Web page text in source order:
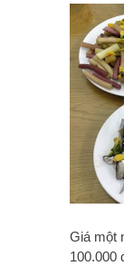
Giá một
100.000